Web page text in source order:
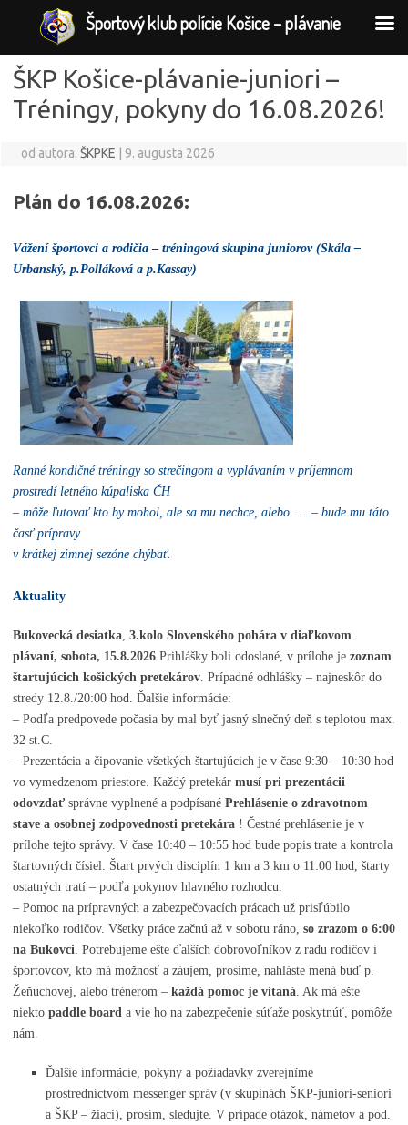
ŠKP Košice-plávanie-juniori –
Tréningy, pokyny do 16.08.2026!
od autora: ŠKPKE 9. augusta 2026
Plán do 16.08.2026:
Vážení športovci a rodičia – tréningová skupina juniorov (Skála –
Urbanský, p.Polláková a p.Kassay)
Ranné kondičné tréningy so strečingom a vyplávaním v príjemnom
prostredí letného kúpaliska ČH
– môže ľutovať kto by mohol, ale sa mu nechce, alebo … – bude mu táto
časť prípravy
v krátkej zimnej sezóne chýbať.
Aktuality
Bukovecká desiatka, 3.kolo Slovenského pohára v diaľkovom
plávaní, sobota, 15.8.2026 Prihlášky boli odoslané, v prílohe je zoznam
štartujúcich košických pretekárov. Prípadné odhlášky – najneskôr do
stredy 12.8./20:00 hod. Ďalšie informácie:
– Podľa predpovede počasia by mal byť jasný slnečný deň s teplotou max.
32 st.C.
– Prezentácia a čipovanie všetkých štartujúcich je v čase 9:30 – 10:30 hod
vo vymedzenom priestore. Každý pretekár musí pri prezentácii
odovzdať správne vyplnené a podpísané Prehlásenie o zdravotnom
stave a osobnej zodpovednosti pretekára ! Čestné prehlásenie je v
prílohe tejto správy. V čase 10:40 – 10:55 hod bude popis trate a kontrola
štartovných čísiel. Štart prvých disciplín 1 km a 3 km o 11:00 hod, štarty
ostatných tratí – podľa pokynov hlavného rozhodcu.
– Pomoc na prípravných a zabezpečovacích prácach už prisľúbilo
niekoľko rodičov. Všetky práce začnú až v sobotu ráno, so zrazom o 6:00
na Bukovci. Potrebujeme ešte ďalších dobrovoľníkov z radu rodičov i
športovcov, kto má možnosť a záujem, prosíme, nahláste mená buď p.
Žeňuchovej, alebo trénerom – každá pomoc je vítaná. Ak má ešte
niekto paddle board a vie ho na zabezpečenie súťaže poskytnúť, pomôže
nám.
Ďalšie informácie, pokyny a požiadavky zverejníme
prostredníctvom messenger správ (v skupinách ŠKP-juniori-seniori
a ŠKP – žiaci), prosím, sledujte. V prípade otázok, námetov a pod.
Športový klub polície Košice – plávanie